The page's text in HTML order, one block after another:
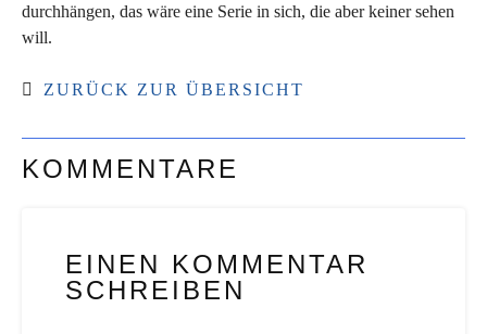
durchhängen, das wäre eine Serie in sich, die aber keiner sehen
will.
ZURÜCK ZUR ÜBERSICHT
KOMMENTARE
EINEN KOMMENTAR
SCHREIBEN